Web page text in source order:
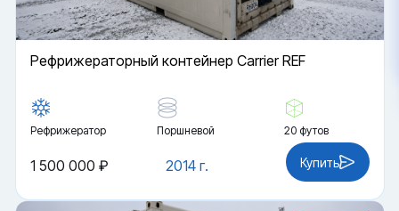
Рефрижераторный контейнер Carrier REF
Рефрижератор Поршневой 20 футов
2014 г.
1 500 000 ₽ Купить